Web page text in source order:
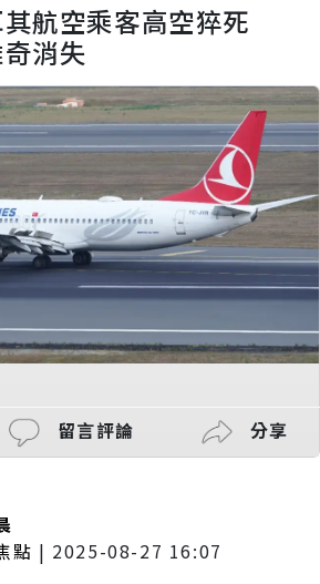
航空乘客高空猝死
消失
留言評論
分享
點 | 2025-08-27 16:07